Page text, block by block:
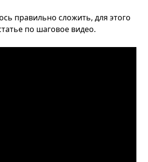
правильно сложить, для этого
по шаговое видео.